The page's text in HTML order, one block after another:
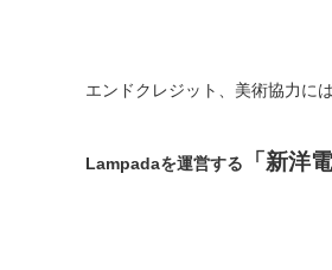
エンドクレジット、美術協力には
Lampadaを運営する 「新洋